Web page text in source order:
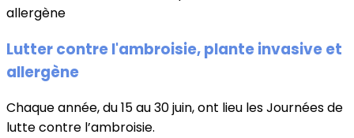
Lutter contre l'ambroisie, plante invasive et
allergène
Chaque année, du 15 au 30 juin, ont lieu les Journées de
lutte contre l’ambroisie.